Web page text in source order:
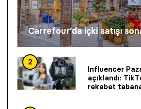
Carrefour’da içki satışı
2
Influencer
açıklandı:
rekabet